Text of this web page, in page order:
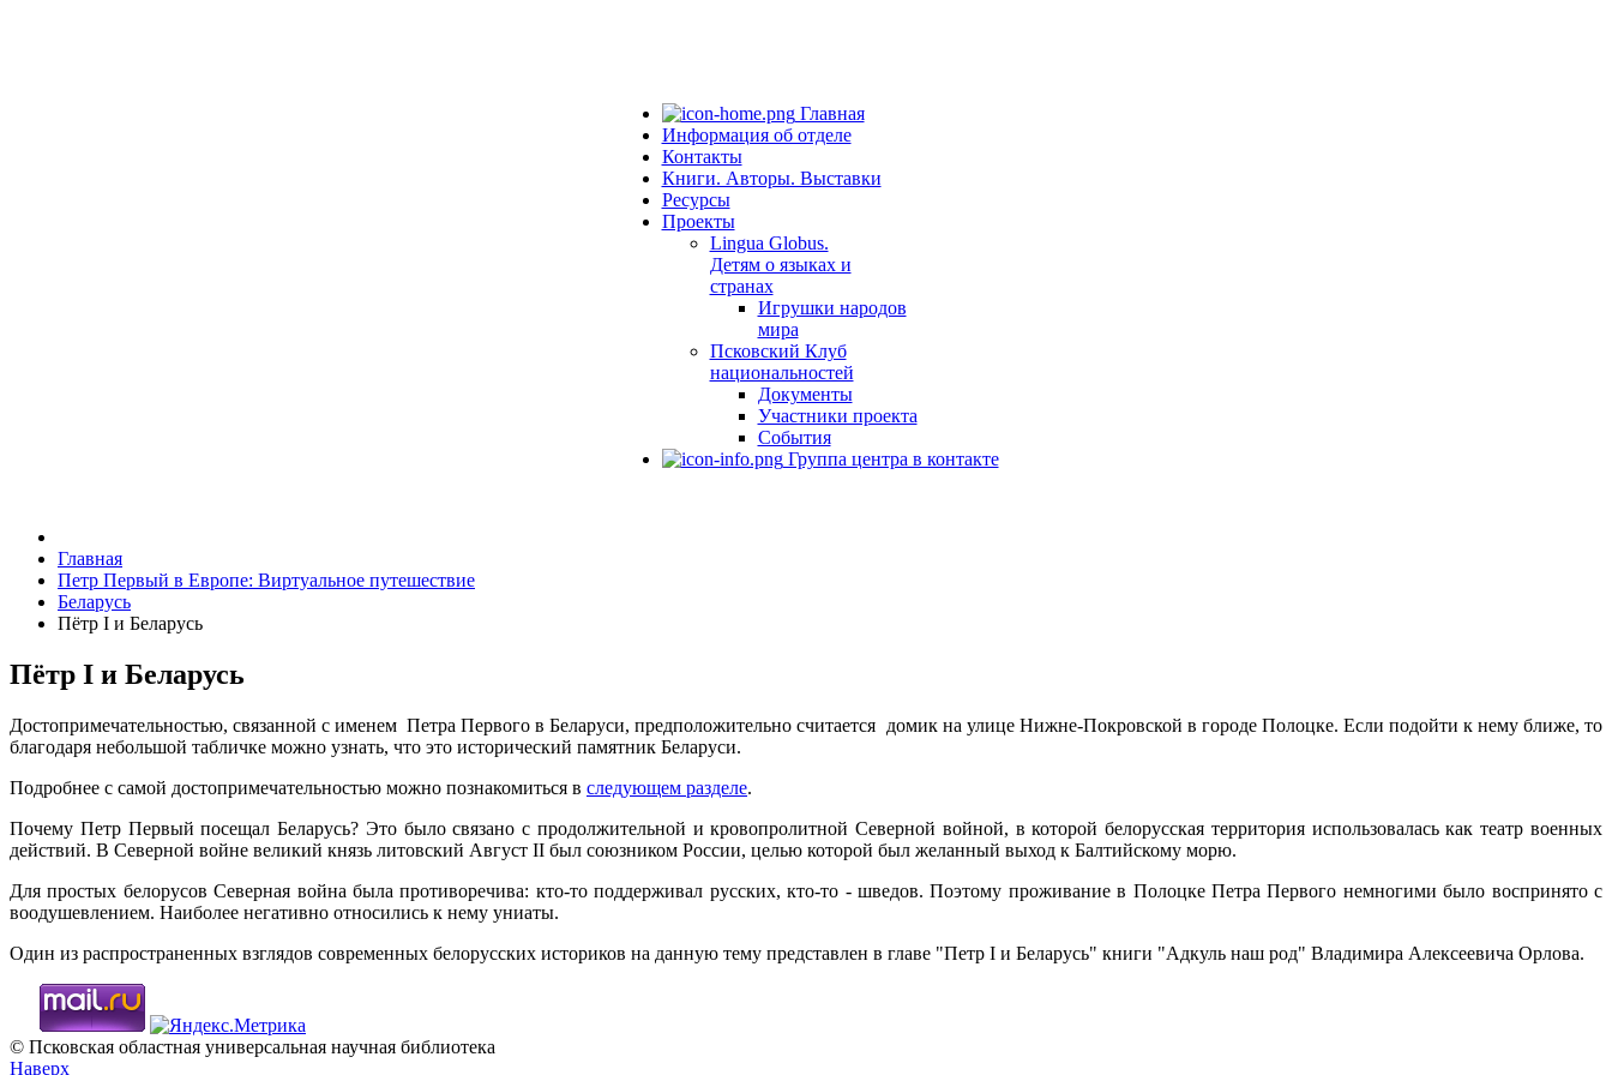
Главная
Информация об отделе
Контакты
Книги. Авторы. Выставки
Ресурсы
Проекты
Lingua Globus.
Детям о языках и
странах
Игрушки народов
мира
Псковский Клуб
национальностей
Документы
Участники проекта
События
Группа центра в контакте
Главная
Петр Первый в Европе: Виртуальное путешествие
Беларусь
Пётр I и Беларусь
Пётр I и Беларусь
Достопримечательностью, связанной с именем Петра Первого в Беларуси, предположительно считается домик на улице Нижне-Покровской в городе Полоцке. Если подойти к нему ближе, то
благодаря небольшой табличке можно узнать, что это исторический памятник Беларуси.
Подробнее с самой достопримечательностью можно познакомиться в следующем разделе.
Почему Петр Первый посещал Беларусь? Это было связано с продолжительной и кровопролитной Северной войной, в которой белорусская территория использовалась как театр военных
действий. В Северной войне великий князь литовский Август II был союзником России, целью которой был желанный выход к Балтийскому морю.
Для простых белорусов Северная война была противоречива: кто-то поддерживал русских, кто-то - шведов. Поэтому проживание в Полоцке Петра Первого немногими было воспринято с
воодушевлением. Наиболее негативно относились к нему униаты.
Один из распространенных взглядов современных белорусских историков на данную тему представлен в главе "Петр I и Беларусь" книги "Адкуль наш род" Владимира Алексеевича Орлова.
© Псковская областная универсальная научная библиотека
Наверх